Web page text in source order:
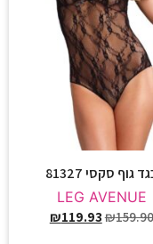
גוף סקסי 81327
LEG AVENUE
₪159.90
₪119.93